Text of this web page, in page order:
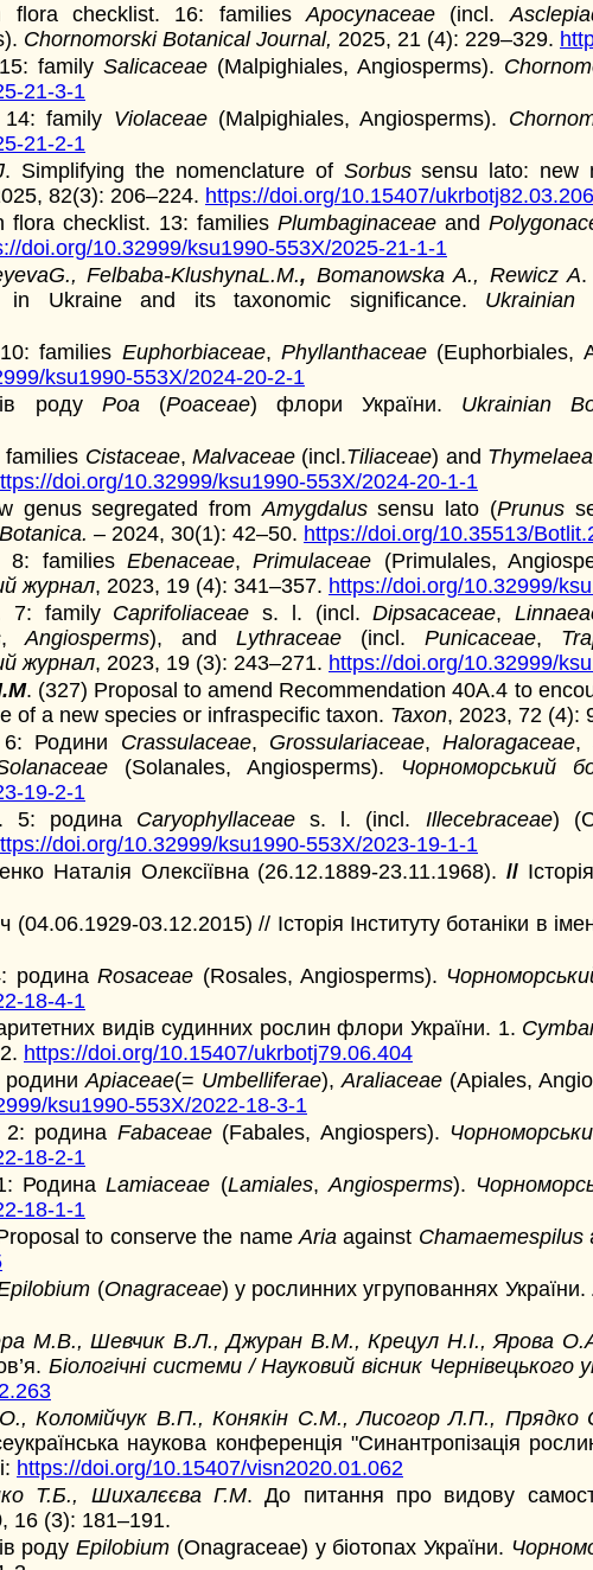
flora checklist. 16: familiesApocynaceae (incl.
Chornomorski Botanical Journal, 2025, 21 (4): 229–329.
family Salicaceae(Malpighiales, Angiosperms).
21-3-1
family Violaceae(Malpighiales, Angiosperms).
21-2-1
. Simplifying the nomenclature of Sorbussensu lato: new
82(3): 206–224. https://doi.org/10.15407/ukrbotj82.03.206
flora checklist. 13: families Plumbaginaceae and
doi.org/10.32999/ksu1990-553X/2025-21-1-1
Felbaba-KlushynaL.M., Bomanowska A., Rewicz A.
in Ukraine and its taxonomic significance. Ukrainian
families Euphorbiaceae,Phyllanthaceae (Euphorbiales,
ksu1990-553X/2024-20-2-1
роду Poa (Poaceae) флори України. Ukrainian
families Cistaceae, Malvaceae(incl.Tiliaceae) and
doi.org/10.32999/ksu1990-553X/2024-20-1-1
genus segregated from Amygdalussensu lato (Prunus
Botanica. – 2024, 30(1): 42–50. https://doi.org/10.35513/
8: familiesEbenaceae,Primulaceae (Primulales,
журнал, 2023, 19 (4): 341–357. https://doi.org/10.32999/
7: family Caprifoliaceae s. l. (incl.Dipsacaceae,
,Angiosperms), andLythraceae (incl. Punicaceae,
журнал, 2023, 19 (3): 243–271. https://doi.org/10.32999/
. (327) Proposal to amend Recommendation 40A.4 to
of a new species or infraspecific taxon. Taxon, 2023, 72 (4):
6: Родини Crassulaceae, Grossulariaceae, Haloragaceae,
(Solanales, Angiosperms). Чорноморський
19-2-1
5: родина Caryophyllaceae s. l. (incl. Illecebraceae)
doi.org/10.32999/ksu1990-553X/2023-19-1-1
Наталія Олексіївна (26.12.1889-23.11.1968). //
03.12.2015) // Історія Інституту ботаніки в
родинаRosaceae (Rosales, Angiosperms).
18-4-1
видів судинних рослин флори України. 1.
https://doi.org/10.15407/ukrbotj79.06.404
родини Apiaceae(= Umbelliferae), Araliaceae (Apiales,
ksu1990-553X/2022-18-3-1
2: родина Fabaceae(Fabales, Angiospers).
18-2-1
1: РодинаLamiaceae (Lamiales, Angiosperms).
18-1-1
to conserve the name Aria against Chamaemespilus
(Onagraceae) у рослинних угрупованнях України.
М.В., Шевчик В.Л., Джуран В.М., Крецул Н.І., Ярова
Біологічні системи / Науковий вісник Чернівецького
Коломійчук В.П., Конякін С.М., Лисогор Л.П., Прядко
наукова конференція "Синантропізація
https://doi.org/10.15407/visn2020.01.062
Т.Б., Шихалєєва Г.М. До питання про видову
16 (3): 181–191.
родуEpilobium (Onagraceae) у біотопах України.